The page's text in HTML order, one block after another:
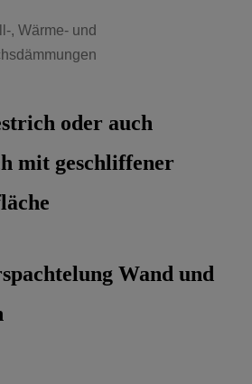
, Wärme- und
oder auch
mit geschliffener
Wand und